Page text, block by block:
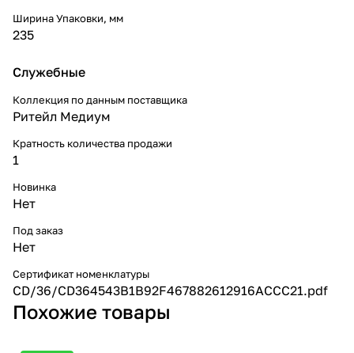
Ширина Упаковки, мм
235
Служебные
Коллекция по данным поставщика
Ритейл Медиум
Кратность количества продажи
1
Новинка
Нет
Под заказ
Нет
Сертификат номенклатуры
CD/36/CD364543B1B92F467882612916ACCC21.pdf
Похожие товары